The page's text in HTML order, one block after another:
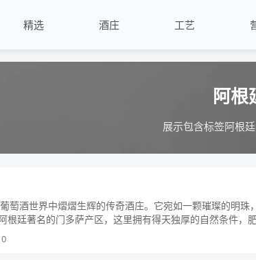
精选 酒庄 工艺
阿根
展示包含标签阿根廷
酒世界中熠熠生辉的传奇酒庄。它宛如一颗璀璨的明珠
根廷著名的门多萨产区，这里拥有得天独厚的自然条件，
酒庄由天...
0